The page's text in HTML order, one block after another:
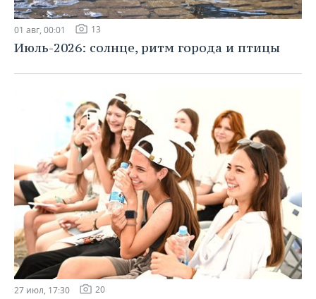
01 авг, 00:01 13
Июль-2026: солнце, ритм города и птицы
27 июл, 17:30 20